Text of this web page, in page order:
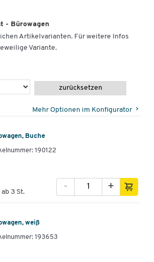
- Bürowagen
Artikelvarianten. Für weitere Infos
Variante.
zurücksetzen
Mehr Optionen im Konfigurator
Buche
190122
3 St.
+
-
weiß
193653